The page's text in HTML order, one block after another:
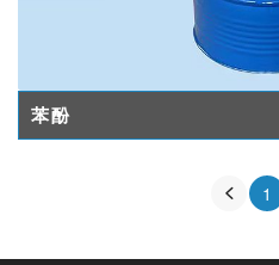
苯酚
1